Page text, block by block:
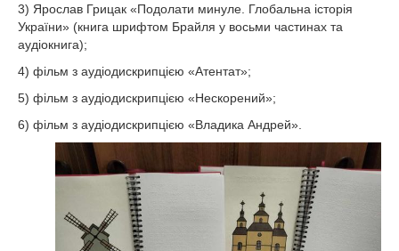
3) Ярослав Грицак «Подолати минуле. Глобальна історія
України» (книга шрифтом Брайля у восьми частинах та
аудіокнига);
4) фільм з аудіодискрипцією «Атентат»;
5) фільм з аудіодискрипцією «Нескорений»;
6) фільм з аудіодискрипцією «Владика Андрей».